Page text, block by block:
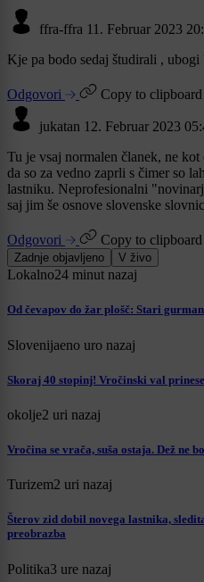
ffra-ffra 11. Februar 2023
Kje pa bodo sedaj študirali , ubogi
Odgovori Copy to clipboard
jukatan 12. Februar 2023
Tu je vsaj normalen članek, ne
da so za vedno zaprli s čimer so
lastniku. Neprofesionalni
saj jim še osnove slovenske
Odgovori Copy to clipboard
Zadnje objavljeno V živo
Lokalno24 minut nazaj
Od čevapov do žar plošč: Stari
Slovenijaeno uro nazaj
Skoraj 40 stopinj! Vročinski val
okolje2 uri nazaj
Vročina se vrača, suša ostaja. Dež ne
Turizem2 uri nazaj
Šterov zid dobil novega lastnika,
preobrazba
Politika3 ure nazaj